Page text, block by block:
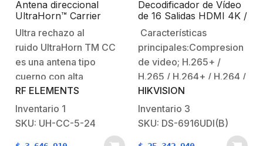
Antena direccional
UltraHorn™ Carrier
Class Contectorizada
5180-6400 GHz, 24 dBi,
ultra rechazo al ruido,
altamente direccional sin
lóbulos laterales
Ultra rechazo al
ruido UltraHorn TM CC
es una antena tipo
cuerno con alta
ganancia y alta
directividad para
ambientes de alto ruido.
RF ELEMENTS
Inventario 1
SKU: UH-CC-5-24
Decodificador de Vídeo
de 16 Salidas HDMI 4K /
Soporta hasta 128
canales de Vídeo
Simultáneos / Videowall
Características
principales:Compresion
de video; H.265+ /
H.265 / H.264+ / H.264 /
MPEG4.Salida de video
en 4K.Soporta
decodificacion de video
remoto.Soporta audio
HIKVISION
Inventario 3
SKU: DS-6916UDI(B)